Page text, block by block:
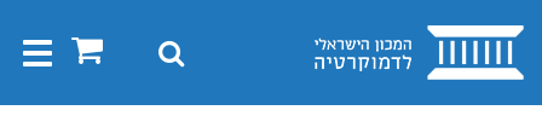
בית 0 חיפוש